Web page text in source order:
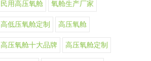
民用高压氧舱 氧舱生产厂家
高低压氧舱定制 高压氧舱
高压氧舱十大品牌 高压氧舱定制